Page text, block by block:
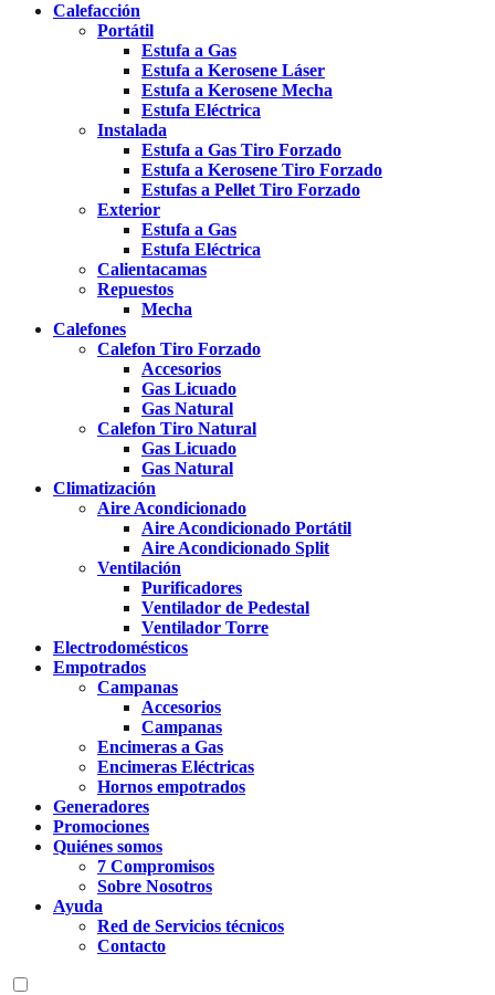
Calefacción
Portátil
Estufa a Gas
Estufa a Kerosene Láser
Estufa a Kerosene Mecha
Estufa Eléctrica
Instalada
Estufa a Gas Tiro Forzado
Estufa a Kerosene Tiro Forzado
Estufas a Pellet Tiro Forzado
Exterior
Estufa a Gas
Estufa Eléctrica
Calientacamas
Repuestos
Mecha
Calefones
Calefon Tiro Forzado
Accesorios
Gas Licuado
Gas Natural
Calefon Tiro Natural
Gas Licuado
Gas Natural
Climatización
Aire Acondicionado
Aire Acondicionado Portátil
Aire Acondicionado Split
Ventilación
Purificadores
Ventilador de Pedestal
Ventilador Torre
Electrodomésticos
Empotrados
Campanas
Accesorios
Campanas
Encimeras a Gas
Encimeras Eléctricas
Hornos empotrados
Generadores
Promociones
Quiénes somos
7 Compromisos
Sobre Nosotros
Ayuda
Red de Servicios técnicos
Contacto